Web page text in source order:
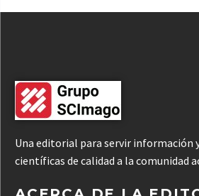
Una editorial para servir información
científicas de calidad a la comunidad